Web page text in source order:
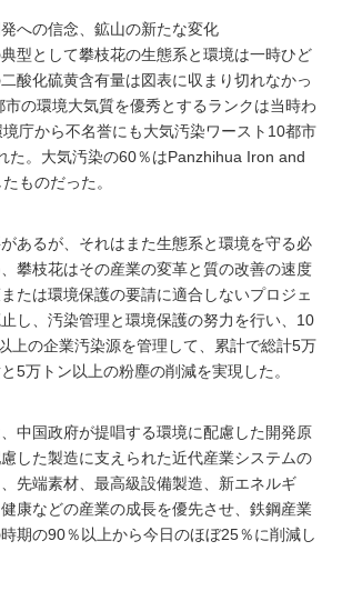
への信念、鉱山の新たな変化
型として攀枝花の生態系と環境は一時ひど
酸化硫黄含有量は図表に収まり切れなかっ
の環境大気質を優秀とするランクは当時わ
庁から不名誉にも大気汚染ワースト10都市
た。大気汚染の60％はPanzhihua Iron and
ものだった。
あるが、それはまた生態系と環境を守る必
攀枝花はその産業の変革と質の改善の速度
たは環境保護の要請に適合しないプロジェ
し、汚染管理と環境保護の努力を行い、10
上の企業汚染源を管理して、累計で総計5万
5万トン以上の粉塵の削減を実現した。
中国政府が提唱する環境に配慮した開発原
した製造に支えられた近代産業システムの
先端素材、最高級設備製造、新エネルギ
康などの産業の成長を優先させ、鉄鋼産業
期の90％以上から今日のほぼ25％に削減し